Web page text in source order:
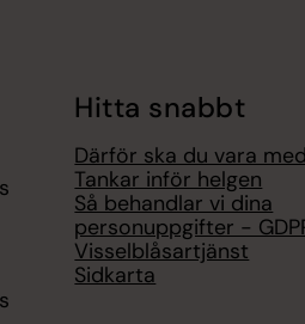
Hitta snabbt
Därför ska du vara
Tankar inför helgen
Så behandlar vi dina
personuppgifter -
Visselblåsartjänst
Sidkarta